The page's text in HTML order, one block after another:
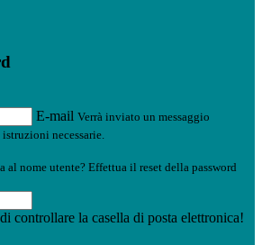
E-mail Verrà inviato un messaggio
necessarie.
al nome utente? Effettua il reset della password
controllare la casella di posta elettronica!